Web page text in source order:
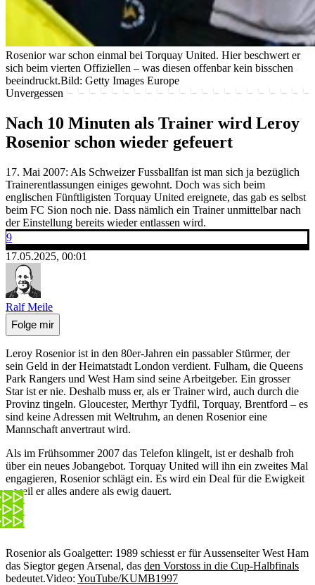
Rosenior war schon einmal bei Torquay United. Hier beschwert er
sich beim vierten Offiziellen – was diesen offenbar kein bisschen
beeindruckt.Bild: Getty Images Europe
Unvergessen
Nach 10 Minuten als Trainer wird Leroy
Rosenior schon wieder gefeuert
17. Mai 2007: Als Schweizer Fussballfan ist man sich ja bezüglich
Trainerentlassungen einiges gewohnt. Doch was sich beim
englischen Fünftligisten Torquay United ereignete, das gab es selbst
beim FC Sion noch nie. Dass nämlich ein Trainer unmittelbar nach
der Einstellung bereits wieder entlassen wird.
9
17.05.2025, 00:01
Ralf Meile
Folge mir
Leroy Rosenior ist in den 80er-Jahren ein passabler Stürmer, der
sein Geld in der Heimatstadt London verdient. Fulham, die Queens
Park Rangers und West Ham sind seine Arbeitgeber. Ein grosser
Star ist er nie. Deshalb muss er, als er Trainer wird, auch durch die
Provinz tingeln. Gloucester, Merthyr Tydfil, Torquay, Brentford – es
sind keine Adressen mit Weltruhm, an denen Rosenior eine
Mannschaft anvertraut wird.
Als im Frühsommer 2007 das Telefon klingelt, ist er deshalb froh
über ein neues Jobangebot. Torquay United will ihn ein zweites Mal
engagieren, Rosenior schlägt ein. Es wird ein Deal für die Ewigkeit
– weil er alles andere als ewig dauert.
Rosenior als Goalgetter: 1989 schiesst er für Aussenseiter West Ham
das Siegtor gegen Arsenal, das den Vorstoss in die Cup-Halbfinals
bedeutet.Video: YouTube/KUMB1997